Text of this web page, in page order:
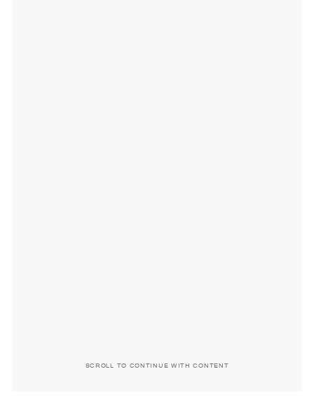
SCROLL TO CONTINUE WITH CONTENT